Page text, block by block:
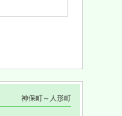
神保町～人形町